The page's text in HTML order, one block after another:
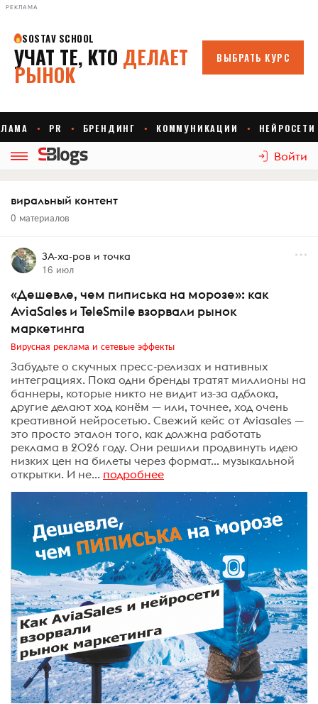
РЕКЛАМА
Войти
виральный контент
0 материалов
ЗА-ха-ров и точка
16 июл
«Дешевле, чем пиписька на морозе»: как
AviaSales и TeleSmile взорвали рынок
маркетинга
Вирусная реклама и сетевые эффекты
Забудьте о скучных пресс-релизах и нативных
интеграциях. Пока одни бренды тратят миллионы на
баннеры, которые никто не видит из-за адблока,
другие делают ход конём — или, точнее, ход очень
креативной нейросетью. Свежий кейс от Aviasales —
это просто эталон того, как должна работать
реклама в 2026 году. Они решили продвинуть идею
низких цен на билеты через формат... музыкальной
открытки. И не... подробнее